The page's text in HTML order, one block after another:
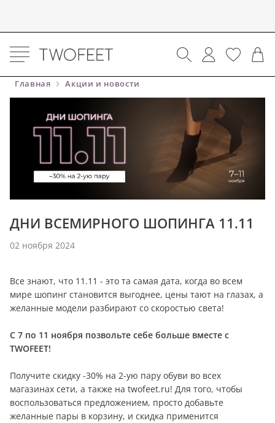
Главная Акции и новости
ДНИ ВСЕМИРНОГО ШОПИНГА 11.11
02 ноября 2024
Все знают, что 11.11 - это та самая дата, когда во всем
мире шопинг становится выгоднее, цены тают на глазах, а
желанные модели разбирают со скоростью света!
С 7 по 11 ноября позвольте себе больше вместе с
TWOFEET!
Получите скидку -30% на 2-ую пару обуви во всех
магазинах сети, а также на twofeet.ru! Для того, чтобы
воспользоваться предложением, просто добавьте
желанные пары в корзину, и скидка применится